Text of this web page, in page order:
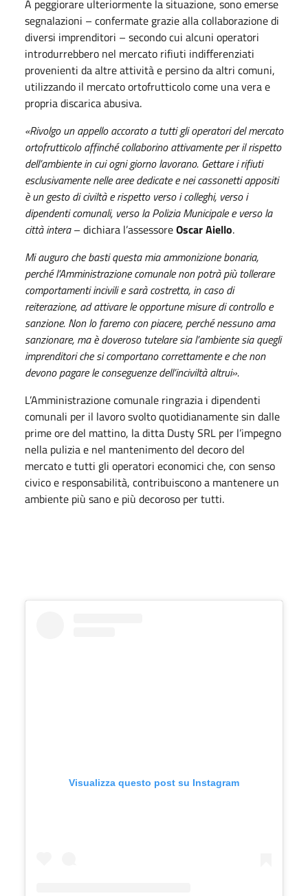
A peggiorare ulteriormente la situazione, sono emerse
segnalazioni – confermate grazie alla collaborazione di
diversi imprenditori – secondo cui alcuni operatori
introdurrebbero nel mercato rifiuti indifferenziati
provenienti da altre attività e persino da altri comuni,
utilizzando il mercato ortofrutticolo come una vera e
propria discarica abusiva.
«Rivolgo un appello accorato a tutti gli operatori del mercato
ortofrutticolo affinché collaborino attivamente per il rispetto
dell’ambiente in cui ogni giorno lavorano. Gettare i rifiuti
esclusivamente nelle aree dedicate e nei cassonetti appositi
è un gesto di civiltà e rispetto verso i colleghi, verso i
dipendenti comunali, verso la Polizia Municipale e verso la
città intera– dichiara l’assessoreOscar Aiello.
Mi auguro che basti questa mia ammonizione bonaria,
perché l’Amministrazione comunale non potrà più tollerare
comportamenti incivili e sarà costretta, in caso di
reiterazione, ad attivare le opportune misure di controllo e
sanzione. Non lo faremo con piacere, perché nessuno ama
sanzionare, ma è doveroso tutelare sia l’ambiente sia quegli
imprenditori che si comportano correttamente e che non
devono pagare le conseguenze dell’inciviltà altrui».
L’Amministrazione comunale ringrazia i dipendenti
comunali per il lavoro svolto quotidianamente sin dalle
prime ore del mattino, la ditta Dusty SRL per l’impegno
nella pulizia e nel mantenimento del decoro del
mercato e tutti gli operatori economici che, con senso
civico e responsabilità, contribuiscono a mantenere un
ambiente più sano e più decoroso per tutti.
Visualizza questo post su Instagram